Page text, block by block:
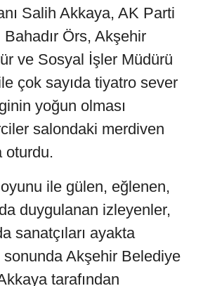
Salih Akkaya, AK Parti
Bahadır Örs, Akşehir
ve Sosyal İşler Müdürü
çok sayıda tiyatro sever
yoğun olması
salondaki merdiven
oturdu.
oyunu ile gülen, eğlenen,
duygulanan izleyenler,
sanatçıları ayakta
sonunda Akşehir Belediye
tarafından